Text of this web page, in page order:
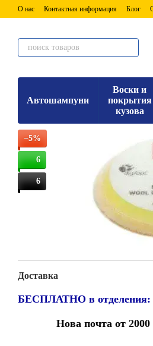
Перейти к основному контенту
О нас Контактная информация Блог
Автошампуни
Воски и
покрытия
кузова
−5%
6
6
Доставка
БЕСПЛАТНО в отделения:
Нова почта от 2000